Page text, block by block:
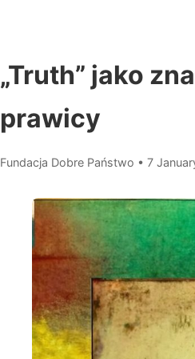
„Truth” jako
prawicy
Fundacja Dobre Państwo • 7